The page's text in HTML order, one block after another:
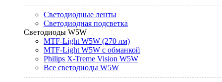
Светодиодные ленты
Светодиодная подсветка
Светодиоды W5W
MTF-Light W5W (270 лм)
MTF-Light W5W с обманкой
Philips X-Treme Vision W5W
Все светодиоды W5W